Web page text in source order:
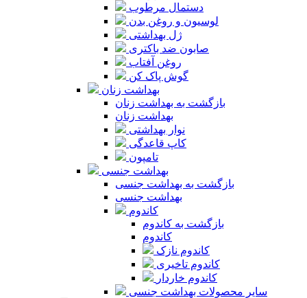
دستمال مرطوب
لوسیون و روغن بدن
ژل بهداشتی
صابون ضد باکتری
روغن آفتاب
گوش پاک کن
بهداشت زنان
بازگشت به بهداشت زنان
بهداشت زنان
نوار بهداشتی
کاپ قاعدگی
تامپون
بهداشت جنسی
بازگشت به بهداشت جنسی
بهداشت جنسی
کاندوم
بازگشت به کاندوم
کاندوم
کاندوم نازک
کاندوم تاخیری
کاندوم خاردار
سایر محصولات بهداشت جنسی